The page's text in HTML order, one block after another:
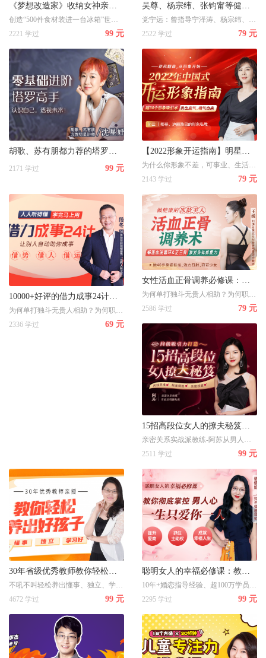
《梦想改造家》收纳女神亲授：10大超级整理术，告别凌乱，让你的家越住越大！
创造“500件食材装进一台冰箱”世界纪录，将从衣橱，玄关，卫生间收入
2221 学过
99 元
吴尊、杨宗纬、张钧甯等健身教练党宁远：12节终极燃脂塑形，练就迷人好身材
党宁远：曾指导宁泽涛、杨宗纬、张钧甯、林书豪等
2522 学过
79 元
胡歌、苏有朋都力荐的塔罗大师教你如何化被动为主动，逆袭人生！
2171 学过 99 元
【2022形象开运指南】明星形象导师揭开“好运密码”，让形象为你的事业/财运/社交开路！
为什么你形象不差，可事业、生活、财运、爱情却并无起色？
2143 学过
79 元
10000+好评的借力成事24计：会说话/懂人情/会处事，轻松走捷径搞定所有事！
为何单打独斗无贵人相助？为何职场晋升无望？为何经常被小人陷害，10000+好评的借力成事24计：会说话/懂人情/会处事，轻松走捷径搞定所有事！
2336 学过
69 元
为何单打独斗无贵人相助？为何职场晋升无望？为何经常被小人陷害，10000+好评的借力成事24计：会说话/懂人情/会处事，轻松走捷径搞定所有事！
2586 学过
79 元
15招高段位女人的撩夫秘笈：从15大阶段+28个场景+169个妙招 打造女人终极吸引力
亲密关系实战派教练-阿苏从男人的【思维逻辑】&【身体本性】打造女人终极吸引力撩夫秘笈
2511 学过
99 元
30年省级优秀教师教你轻松养出懂事、独立、学习好的好孩子
不吼不叫轻松养出懂事、独立、学习好的好孩子
4672 学过
99 元
聪明女人的幸福必修课：教你彻底掌控男人心，一生只爱你一人
10年+婚恋指导经验、超100万学员的情感教母，手把手教你秒懂婚姻经营
2295 学过
99 元